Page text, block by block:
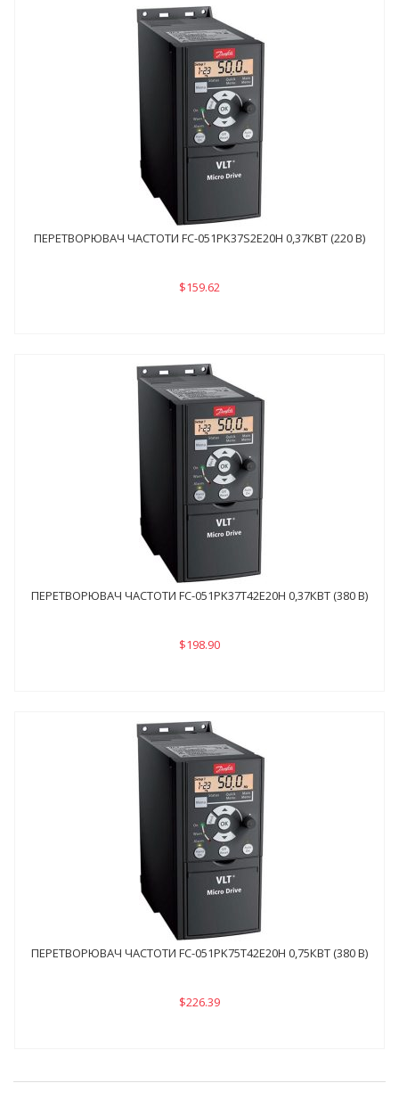
ПЕРЕТВОРЮВАЧ ЧАСТОТИ FC-051PK37S2E20H 0,37КВТ (220 В)
$159.62
ПЕРЕТВОРЮВАЧ ЧАСТОТИ FC-051PK37Т42E20H 0,37КВТ (380 В)
$198.90
ПЕРЕТВОРЮВАЧ ЧАСТОТИ FC-051PK75Т42E20H 0,75КВТ (380 В)
$226.39